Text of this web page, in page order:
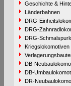
Geschichte &
Länderbahnen
DRG-
DRG-
DRG-
Kriegslokomotiven
DB-
DB-
DR-